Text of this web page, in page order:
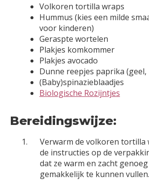
Volkoren tortilla wraps
Hummus (kies een milde
voor kinderen)
Geraspte wortelen
Plakjes komkommer
Plakjes avocado
Dunne reepjes paprika
(Baby)spinazieblaadjes
Biologische Rozijntjes
Bereidingswijze:
Verwarm de volkoren tortilla
de instructies op de
dat ze warm en zacht
gemakkelijk te kunnen vullen.